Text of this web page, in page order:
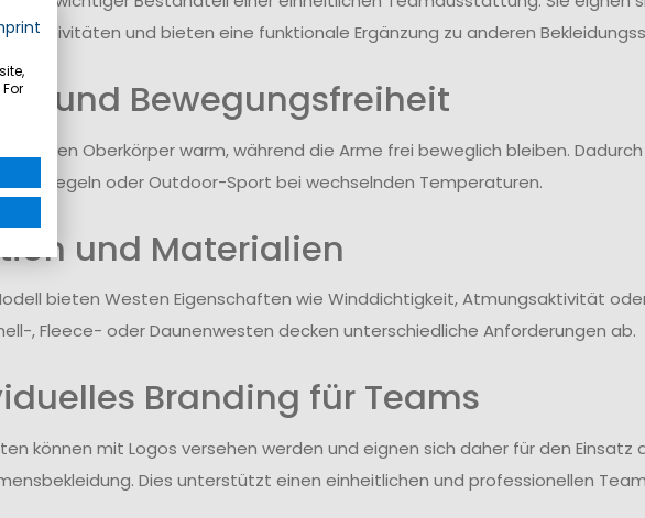
Aktivitäten und bieten eine funktionale Ergänzung zu anderen
und Bewegungsfreiheit
den Oberkörper warm, während die Arme frei beweglich bleiben.
wie Segeln oder Outdoor-Sport bei wechselnden Temperaturen.
und Materialien
bieten Westen Eigenschaften wie Winddichtigkeit, Atmungsaktivität
, Fleece- oder Daunenwesten decken unterschiedliche Anforderungen ab.
Branding für Teams
können mit Logos versehen werden und eignen sich daher für den Einsatz
Dies unterstützt einen einheitlichen und professionellen